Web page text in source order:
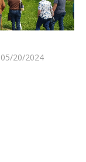
05/20/2024